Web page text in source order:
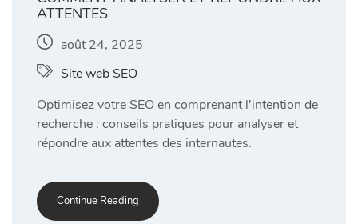
ATTENTES
août 24, 2025
Site web SEO
Optimisez votre SEO en comprenant l’intention de
recherche : conseils pratiques pour analyser et
répondre aux attentes des internautes.
Continue Reading